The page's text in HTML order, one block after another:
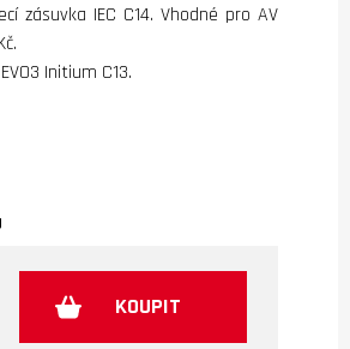
zásuvka IEC C14. Vhodné pro AV
Initium C13.
KOUPIT